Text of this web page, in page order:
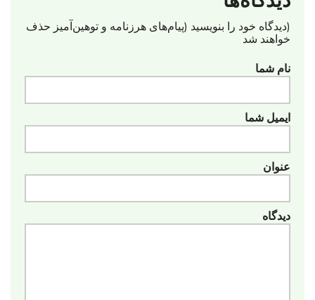
(دیدگاه خود را بنویسید (پیام‌های هرزنامه‌ و توهین‌آمیز حذف
خواهند شد
نام شما
ایمیل شما
عنوان
دیدگاه